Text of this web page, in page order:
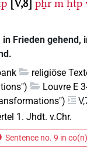
V,8 pẖr m ḥtp
Frieden gehend,
religiöse
Louvre E
1. Jhdt. v.Chr.
Sentence no. 9 in